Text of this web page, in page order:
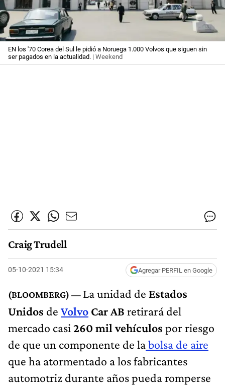
EN los '70 Corea del Sul le pidió a Noruega 1.000 Volvos que siguen sin
ser pagados en la actualidad. | Weekend
Craig Trudell
05-10-2021 15:34 Agregar PERFIL en Google
La unidad de Estados
Unidos de Volvo Car AB retirará del
mercado casi 260 mil vehículos por riesgo
de que un componente de labolsa de aire
que ha atormentado a los fabricantes
automotriz durante años pueda romperse